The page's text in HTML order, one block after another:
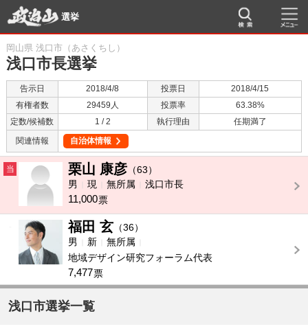
選挙
岡山県 浅口市（あさくちし）
浅口市長選挙
告示日 2018/4/8 投票日
2018/4/15
有権者数
29459人 投票率
63.38%
定数/候補数
1 / 2 執行理由
任期満了
関連情報
自治体情報
当 栗山 康彦 （63）
男
現 無所属 浅口市長
11,000票
福田 玄 （36）
男
新
無所属
地域デザイン研究フォーラム代表
7,477票
浅口市選挙一覧